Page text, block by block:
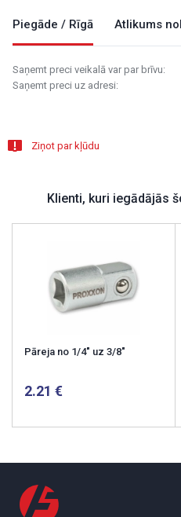
Piegāde / Rīgā Atlikums
Saņemt preci veikalā var par brīvu:
Saņemt preci uz adresi:
Ziņot par kļūdu
Klienti, kuri iegādājās
Pāreja no 1/4" uz 3/8"
2.21